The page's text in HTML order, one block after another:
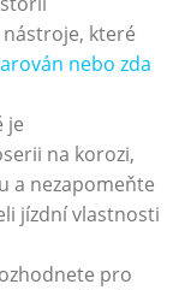
které
nebo zda
je
na korozi,
a nezapomeňte
jízdní vlastnosti
pro